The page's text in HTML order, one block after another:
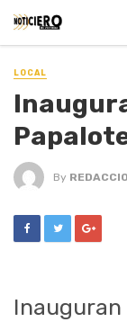
LOCAL
By